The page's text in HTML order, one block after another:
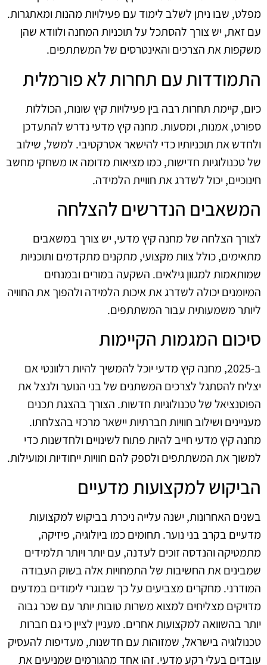
מפלט, שבו ניתן לשלב לימוד עם פעילויות מהנות ומאתגרות.
עם זאת, יש צורך להסתכל על תוכניות המחנה ולוודא שהן
משקפות את הצרכים והאינטרסים של המשתתפים.
התמודדות עם תחרות לא פורמלית
כיום, קיימת תחרות רבה בין פעילויות קיץ שונות, הכוללות
ספורט, אמנות, ומסעות. מחנה קיץ מדעי נדרש להתעדכן
ולחדש את תוכניותיו כדי להישאר אטרקטיבי. למשל, שילוב
של טכנולוגיות חדישות, כמו מציאות מדומה או משחקי מחשב
חינוכיים, יכול לשדרג את חוויית הלמידה.
המשאבים הנדרשים להצלחה
לצורך הצלחה של מחנה קיץ מדעי, יש צורך במשאבים
מתאימים, כולל צוות מקצועי, מתקנים מתקדמים ותוכניות
שמותאמות למגוון גילאים. השקעה במורים ובמנחים
המיומנים יכולה לשדרג את איכות הלמידה ולהפוך את החוויה
ליותר משמעותית עבור המשתתפים.
סיכום המגמות הקיימות
ב‑2025, מחנה קיץ מדעי יוכל להמשיך להיות רלוונטי אם
יצליח להסתגל לצרכים המשתנים של בני הנוער ולנצל את
הפוטנציאל של טכנולוגיות חדשות. הצורך בהצגת תכנים
מעניינים ושילוב חוויות חברתיות יישאר מרכזי בהצלחתו.
מחנה קיץ מדעי חייב להיות פתוח לשינויים ולחדשנות כדי
למשוך את המשתתפים ולספק להם חוויות ייחודיות ומועילות.
הביקוש למקצועות מדעיים
בשנים האחרונות, ישנה עלייה ניכרת בביקוש למקצועות
מדעיים בקרב בני נוער. תחומים כמו ביולוגיה, פיזיקה,
מתמטיקה והנדסה זוכים לעדנה, עם יותר ויותר תלמידים
שמבינים את החשיבות של התמחויות אלה בשוק העבודה
המודרני. מחקרים מצביעים על כך שבוגרי לימודים במדעים
מדויקים מצליחים למצוא משרות טובות יותר עם שכר גבוה
יותר בהשוואה למקצועות אחרים. מעניין לציין כי גם חברות
טכנולוגיה בישראל, שמזוהות עם חדשנות, מעדיפות להעסיק
עובדים בעלי רקע מדעי. זהו אחד מהגורמים שמניעים את